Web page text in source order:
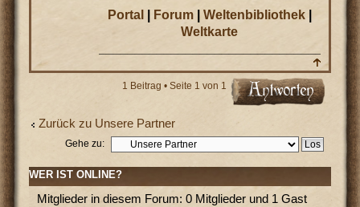
Portal Forum| Weltenbibliothek|
Weltkarte
1 Beitrag • Seite 1 von 1
Zurück zu Unsere Partner
Gehe zu:
WER IST ONLINE?
Mitglieder in diesem Forum: 0 Mitglieder und 1 Gast